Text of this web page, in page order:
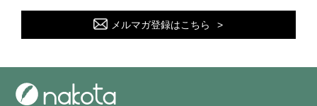
メルマガ登録はこちら